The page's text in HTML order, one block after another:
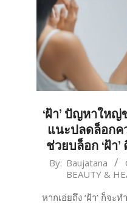
‘ฝ้า’ ปัญหาให
แนะปลดล็อกค
ช่วยบล็อก ‘ฝ้า
2026-
By: Baujatana
BEAUTY &
หากเอ่ยถึง ‘ฝ้า’ ก็จ